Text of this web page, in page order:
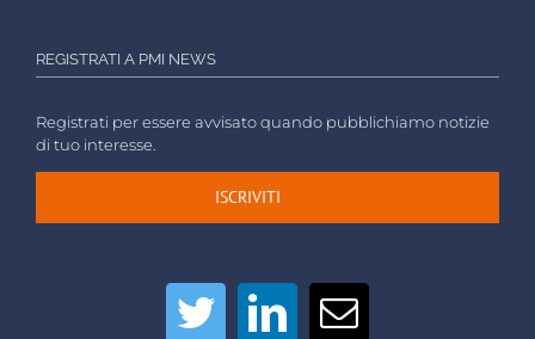
REGISTRATI A PMI NEWS
Registrati per essere avvisato quando pubblichiamo notizie
di tuo interesse.
ISCRIVITI